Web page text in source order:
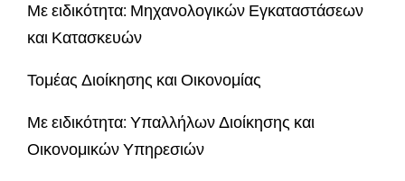
Με ειδικότητα: Μηχανολογικών Εγκαταστάσεων
και Κατασκευών
Τομέας Διοίκησης και Οικονομίας
Με ειδικότητα: Υπαλλήλων Διοίκησης και
Οικονομικών Υπηρεσιών